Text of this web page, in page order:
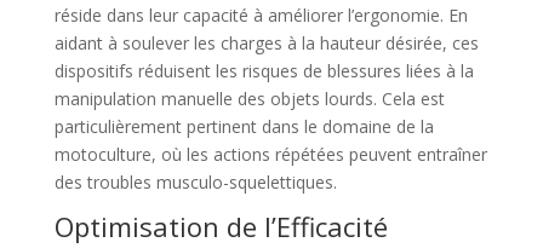
réside dans leur capacité à améliorer l’ergonomie. En
aidant à soulever les charges à la hauteur désirée, ces
dispositifs réduisent les risques de blessures liées à la
manipulation manuelle des objets lourds. Cela est
particulièrement pertinent dans le domaine de la
motoculture, où les actions répétées peuvent entraîner
des troubles musculo-squelettiques.
Optimisation de l’Efficacité